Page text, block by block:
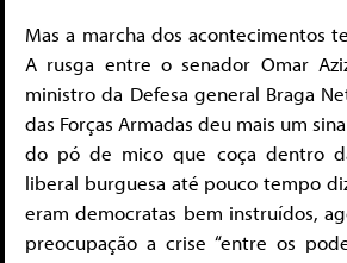
Mas a marcha dos acontecimentos
A rusga entre o senador Omar
ministro da Defesa general Braga
das Forças Armadas deu mais um
do pó de mico que coça dentro
liberal burguesa até pouco tempo
eram democratas bem instruídos,
preocupação a crise “entre os